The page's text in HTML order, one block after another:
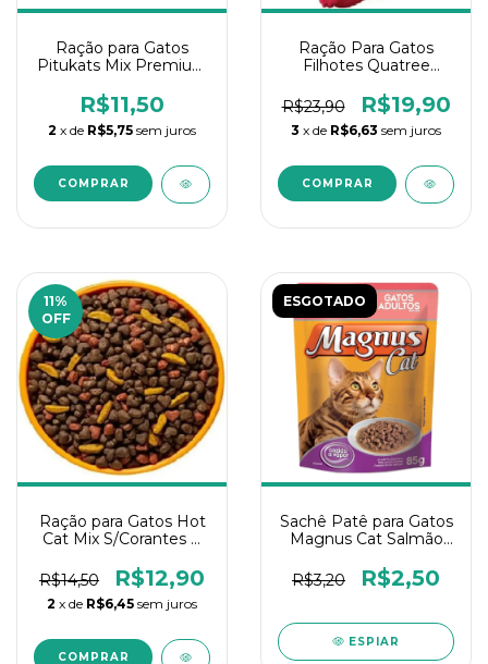
Ração para Gatos
Pitukats Mix Premium
R$11,50
2 x de R$5,75 sem juros
Ração Para Gatos
Filhotes Quatree
R$23,90
R$19,90
3 x de R$6,63 sem juros
11%
OFF
Ração para Gatos Hot
Cat Mix S/Corantes A
R$14,50
R$12,90
2 x de R$6,45 sem juros
ESGOTADO
Sachê Patê para Gatos
Magnus Cat Salmão
R$3,20
R$2,50
ESPIAR